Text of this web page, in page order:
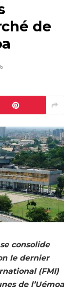
de
consolide
le dernier
(FMI)
de l’Uémoa